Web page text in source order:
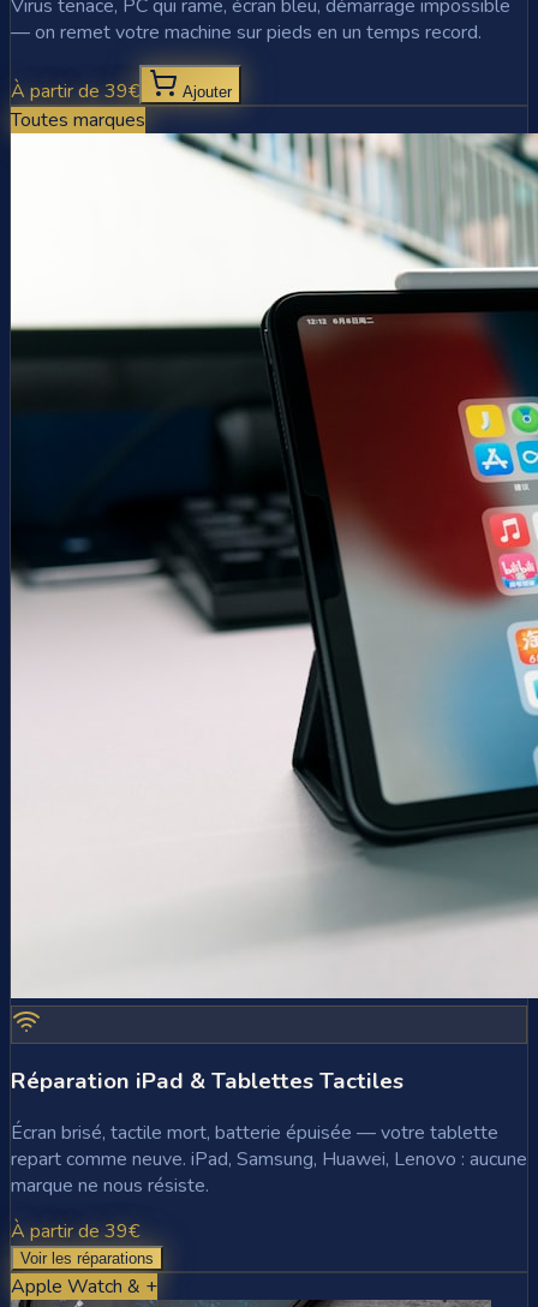
Virus tenace, PC qui rame, écran bleu, démarrage impossible
— on remet votre machine sur pieds en un temps record.
À partir de 39€ Ajouter
Toutes marques
Réparation iPad & Tablettes Tactiles
Écran brisé, tactile mort, batterie épuisée — votre tablette
repart comme neuve. iPad, Samsung, Huawei, Lenovo : aucune
marque ne nous résiste.
À partir de 39€
Voir les réparations
Apple Watch & +